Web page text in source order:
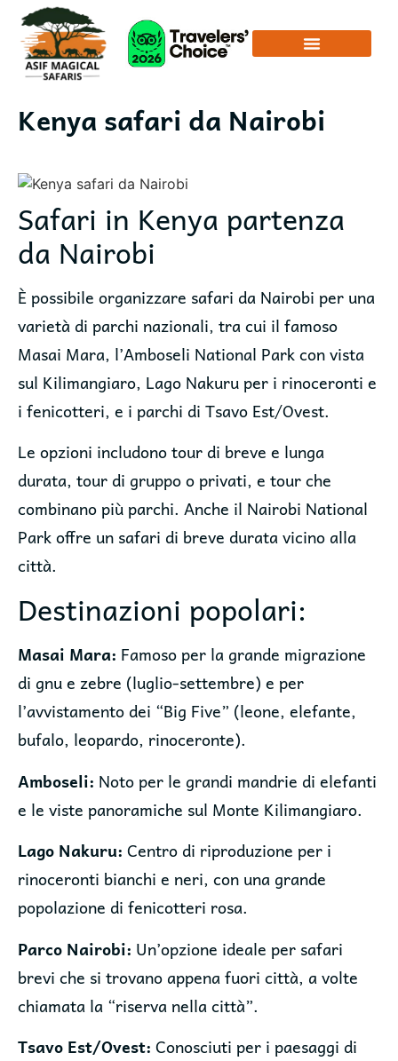
Kenya safari da Nairobi
Safari in Kenya partenza
da Nairobi
È possibile organizzare safari da Nairobi per una
varietà di parchi nazionali, tra cui il famoso
Masai Mara, l’Amboseli National Park con vista
sul Kilimangiaro, Lago Nakuru per i rinoceronti e
i fenicotteri, e i parchi di Tsavo Est/Ovest.
Le opzioni includono tour di breve e lunga
durata, tour di gruppo o privati, e tour che
combinano più parchi. Anche il Nairobi National
Park offre un safari di breve durata vicino alla
città.
Destinazioni popolari:
Masai Mara: Famoso per la grande migrazione
di gnu e zebre (luglio-settembre) e per
l’avvistamento dei “Big Five” (leone, elefante,
bufalo, leopardo, rinoceronte).
Amboseli: Noto per le grandi mandrie di elefanti
e le viste panoramiche sul Monte Kilimangiaro.
Lago Nakuru: Centro di riproduzione per i
rinoceronti bianchi e neri, con una grande
popolazione di fenicotteri rosa.
Parco Nairobi: Un’opzione ideale per safari
brevi che si trovano appena fuori città, a volte
chiamata la “riserva nella città”.
Tsavo Est/Ovest: Conosciuti per i paesaggi di